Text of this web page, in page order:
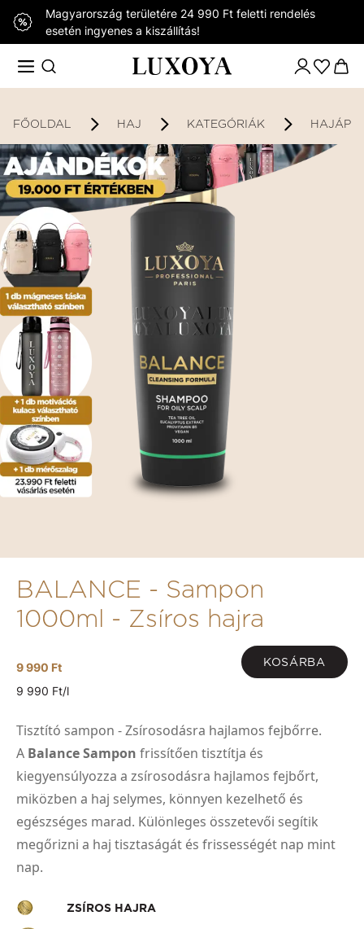
Magyarország területére 24 990 Ft feletti rendelés
esetén ingyenes a kiszállítás!
FŐOLDAL HAJ KATEGÓRIÁK
BALANCE - Sampon
1000ml - Zsíros hajra
9 990 Ft KOSÁRBA
9 990 Ft/l
Tisztító sampon - Zsírosodásra hajlamos fejbőrre.
A Balance Sampon frissítően tisztítja és
kiegyensúlyozza a zsírosodásra hajlamos fejbőrt,
miközben a haj selymes, könnyen kezelhető és
egészséges marad. Különleges összetevői segítik
megőrizni a haj tisztaságát és frissességét nap mint
nap.
ZSÍROS HAJRA